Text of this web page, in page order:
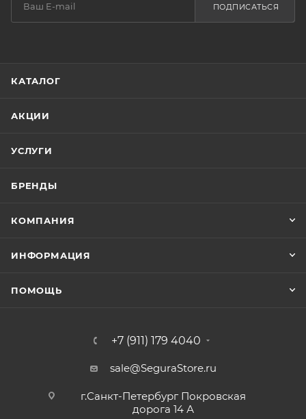
ПОДПИСАТЬСЯ
КАТАЛОГ
АКЦИИ
УСЛУГИ
БРЕНДЫ
КОМПАНИЯ
ИНФОРМАЦИЯ
ПОМОЩЬ
+7 (911) 179 4040
sale@SeguraStore.ru
г.Санкт-Петербург Покровская
дорога 14 А